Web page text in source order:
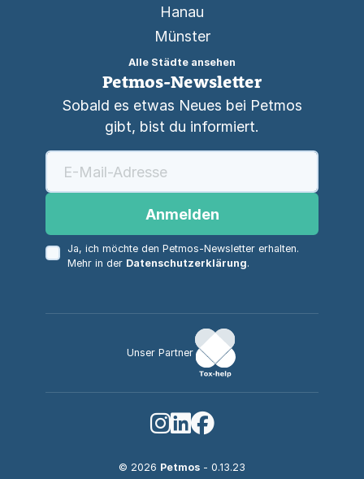
Hanau
Münster
Alle Städte ansehen
Petmos-Newsletter
Sobald es etwas Neues bei Petmos
gibt, bist du informiert.
Anmelden
Ja, ich möchte den Petmos-Newsletter erhalten.
Mehr in der Datenschutzerklärung.
Unser Partner
© 2026 Petmos - 0.13.23